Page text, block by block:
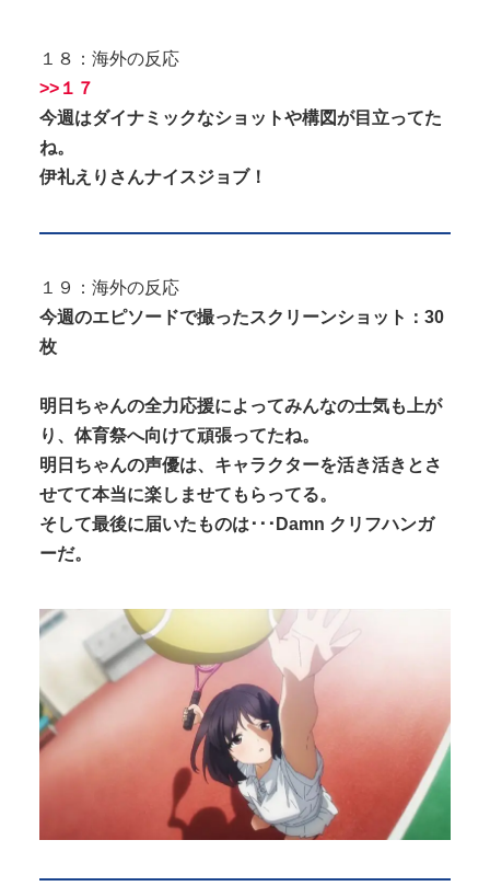
１８：海外の反応
>>１７
今週はダイナミックなショットや構図が目立ってた
ね。
伊礼えりさんナイスジョブ！
１９：海外の反応
今週のエピソードで撮ったスクリーンショット：30
枚
明日ちゃんの全力応援によってみんなの士気も上が
り、体育祭へ向けて頑張ってたね。
明日ちゃんの声優は、キャラクターを活き活きとさ
せてて本当に楽しませてもらってる。
そして最後に届いたものは･･･Damn クリフハンガ
ーだ。